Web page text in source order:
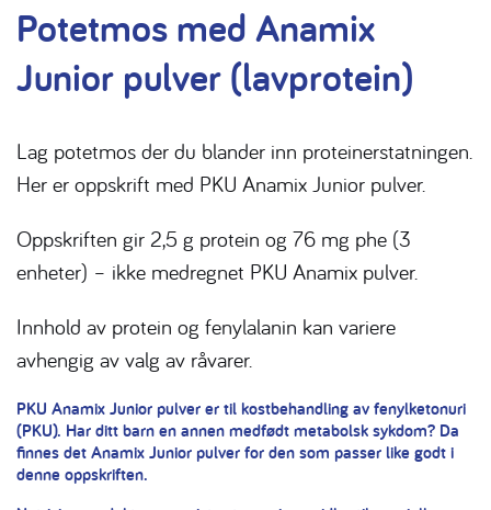
Potetmos med Anamix
Junior pulver (lavprotein)
Lag potetmos der du blander inn proteinerstatningen.
Her er oppskrift med PKU Anamix Junior pulver.
Oppskriften gir 2,5 g protein og 76 mg phe (3
enheter) – ikke medregnet PKU Anamix pulver.
Innhold av protein og fenylalanin kan variere
avhengig av valg av råvarer.
PKU Anamix Junior pulver er til kostbehandling av fenylketonuri
(PKU). Har ditt barn en annen medfødt metabolsk sykdom? Da
finnes det Anamix Junior pulver for den som passer like godt i
denne oppskriften.